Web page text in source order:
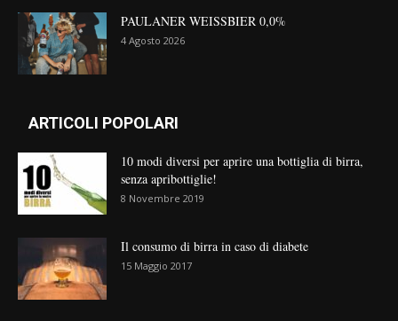
PAULANER WEISSBIER 0,0%
4 Agosto 2026
ARTICOLI POPOLARI
10 modi diversi per aprire una bottiglia di birra,
senza apribottiglie!
8 Novembre 2019
Il consumo di birra in caso di diabete
15 Maggio 2017